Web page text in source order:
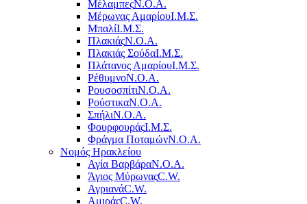
ΜέλαμπεςΝ.Ο.Α.
Μέρωνας ΑμαρίουΙ.Μ.Σ.
ΜπαλίΙ.Μ.Σ.
ΠλακιάςΝ.Ο.Α.
Πλακιάς ΣούδαΙ.Μ.Σ.
Πλάτανος ΑμαρίουΙ.Μ.Σ.
ΡέθυμνοΝ.Ο.Α.
ΡουσοσπίτιΝ.Ο.Α.
ΡούστικαΝ.Ο.Α.
ΣπήλιΝ.Ο.Α.
ΦουρφουράςΙ.Μ.Σ.
Φράγμα ΠοταμώνΝ.Ο.Α.
Νομός Ηρακλείου
Αγία ΒαρβάραΝ.Ο.Α.
Άγιος ΜύρωναςC.W.
ΑγριανάC.W.
ΑμιράςC.W.